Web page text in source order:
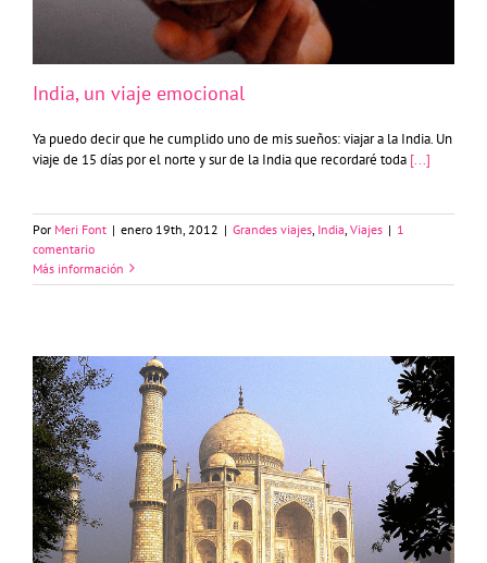
India, un viaje emocional
Ya puedo decir que he cumplido uno de mis sueños: viajar a la India. Un
viaje de 15 días por el norte y sur de la India que recordaré toda [...]
Por Meri Font | enero 19th, 2012 | Grandes viajes India Viajes | 1
comentario
Más información
Viajar a la India en Navidad